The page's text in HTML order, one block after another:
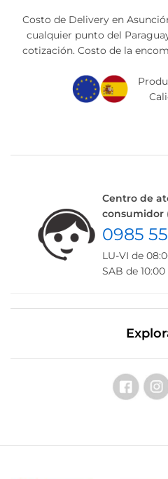
Costo de Delivery en
cualquier punto del
cotización. Costo de la
Centro de
consumidor
0985
LU-VI de
SAB de 10:00